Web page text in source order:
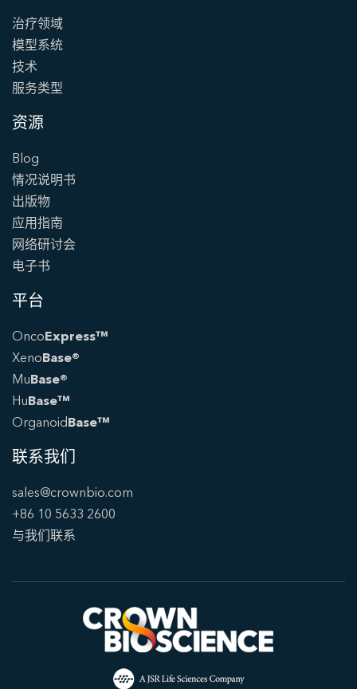
治疗领域
模型系统
技术
服务类型
资源
Blog
情况说明书
出版物
应用指南
网络研讨会
电子书
平台
OncoExpress™
XenoBase®
MuBase®
HuBase™
OrganoidBase™
联系我们
sales@crownbio.com
+86 10 5633 2600
与我们联系